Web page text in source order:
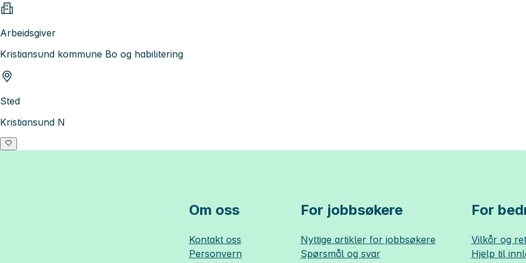
Arbeidsgiver
Kristiansund kommune Bo og habilitering
Sted
Kristiansund N
Om oss
Kontakt oss
Personvern
For jobbsøkere
Nyttige artikler for jobbsøkere
Spørsmål og svar
For
Vilkår og
Hjelp til